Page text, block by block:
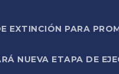
EXTINCIÓN PARA
NUEVA ETAPA DE